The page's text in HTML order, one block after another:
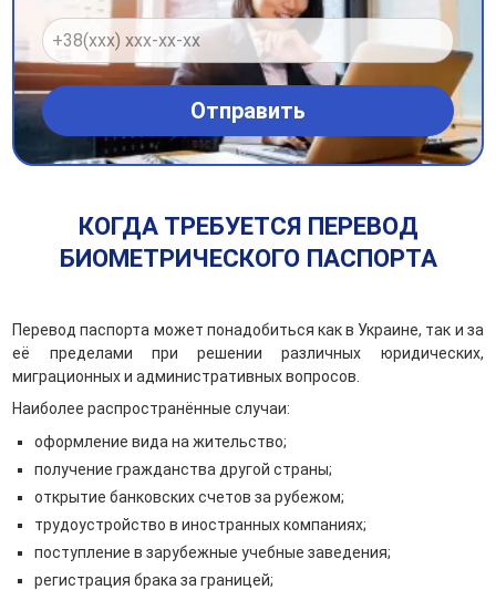
КОГДА ТРЕБУЕТСЯ ПЕРЕВОД
БИОМЕТРИЧЕСКОГО ПАСПОРТА
Перевод паспорта может понадобиться как в Украине, так и за
её пределами при решении различных юридических,
миграционных и административных вопросов.
Наиболее распространённые случаи:
оформление вида на жительство;
получение гражданства другой страны;
открытие банковских счетов за рубежом;
трудоустройство в иностранных компаниях;
поступление в зарубежные учебные заведения;
регистрация брака за границей;